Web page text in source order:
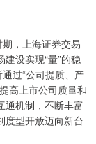
，上海证券交易
设实现“量”的稳
过“公司提质、产
高上市公司质量和
通机制，不断丰富
度型开放迈向新台